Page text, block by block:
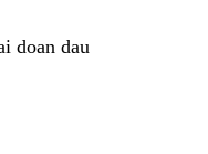
doan dau